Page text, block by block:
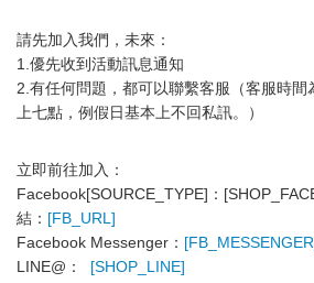
請先加入我們，未來：
1.優先收到活動訊息通知
2.有任何問題，都可以聯繫客服（客服時
上七點，例假日基本上不回私訊。）
立即前往加入：
Facebook[SOURCE_TYPE]：
結： [FB_URL]
Facebook Messenger：
LINE@： [SHOP_LINE]